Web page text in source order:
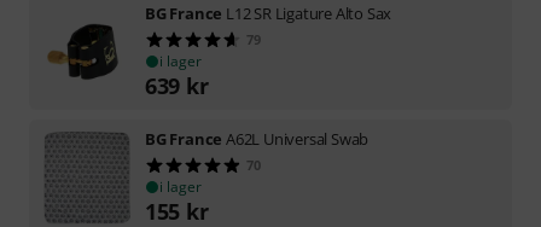
BG France L12 SR Ligature Alto Sax
79
i lager
639 kr
BG France A62L Universal Swab
70
i lager
155 kr